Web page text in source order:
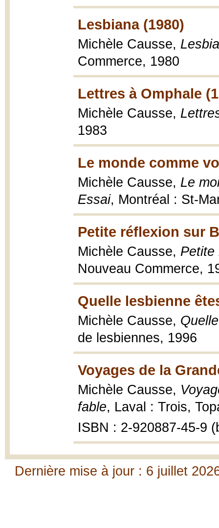
Lesbiana (1980)
Michèle Causse,
Commerce, 1980
Lettres à Omphale
Michèle Causse,
1983
Le monde comme
Michèle Causse, Le
Essai, Montréal : St-
Petite réflexion sur
Michèle Causse, Petite
Nouveau Commerce,
Quelle lesbienne
Michèle Causse,
de lesbiennes, 1996
Voyages de la
Michèle Causse,
fable, Laval : Trois,
ISBN : 2-920887-45-9
Dernière mise à jour : 6 juillet